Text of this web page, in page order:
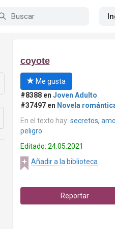
coyote
Me gusta
#8388 en Joven Adulto
#37497 en Novela
En el texto hay: secretos,
peligro
Editado: 24.05.2021
Añadir a la biblioteca
Reportar